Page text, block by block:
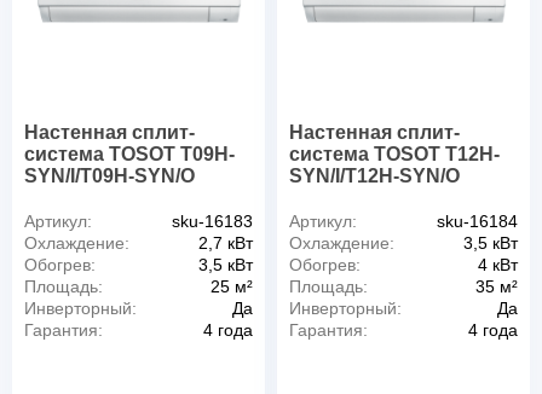
Настенная сплит-
система TOSOT T09H-
SYN/I/T09H-SYN/O
Артикул:
sku-16183
Охлаждение:
2,7 кВт
Обогрев:
3,5 кВт
Площадь:
25 м²
Инверторный:
Да
Гарантия:
4 года
Настенная сплит-
система TOSOT T12H-
SYN/I/T12H-SYN/O
Артикул:
sku-16184
Охлаждение:
3,5 кВт
Обогрев:
4 кВт
Площадь:
35 м²
Инверторный:
Да
Гарантия:
4 года